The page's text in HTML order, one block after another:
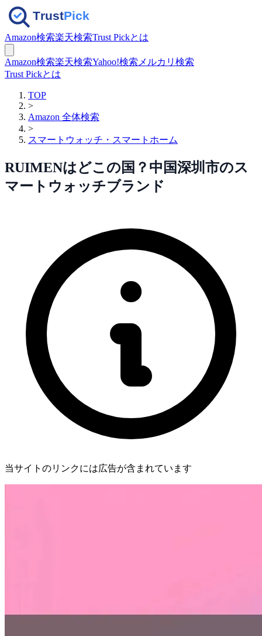
Amazon検索楽天検索Trust Pickとは
Amazon検索楽天検索Yahoo!検索 メルカリ検索
Trust Pickとは
TOP
>
Amazon 全体検索
>
スマートウォッチ・スマートホーム
RUIMENはどこの国？中国深圳市のス
マートウォッチブランド
当サイトのリンクには広告が含まれています